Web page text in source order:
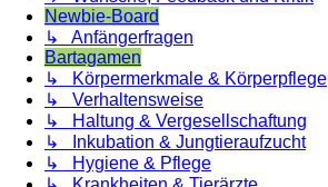
Newbie-Board
↳ Anfängerfragen
Bartagamen
↳ Körpermerkmale & Körperpflege
↳ Verhaltensweise
↳ Haltung & Vergesellschaftung
↳ Inkubation & Jungtieraufzucht
↳ Hygiene & Pflege